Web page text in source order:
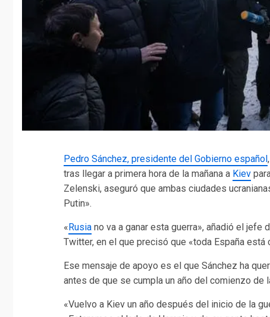
Pedro Sánchez, presidente del Gobierno español
tras llegar a primera hora de la mañana a Kiev
Zelenski, aseguró que ambas ciudades
Putin».
«Rusia no va a ganar esta guerra», añadió el jefe
Twitter, en el que precisó que «toda España está
Ese mensaje de apoyo es el que Sánchez ha
antes de que se cumpla un año del comienzo de
«Vuelvo a Kiev un año después del inicio de la